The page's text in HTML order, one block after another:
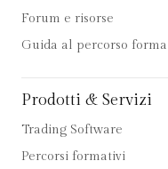
Forum e risorse
Guida al percorso
Prodotti & Servizi
Trading Software
Percorsi formativi